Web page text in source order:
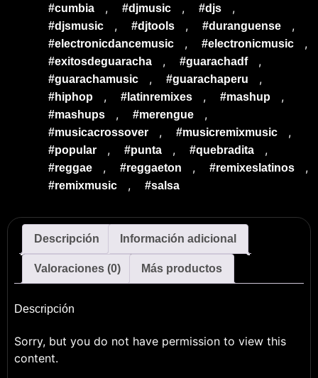
#cumbia , #djmusic , #djs ,
#djsmusic , #djtools , #duranguense ,
#electronicdancemusic , #electronicmusic ,
#exitosdeguaracha , #guarachadf ,
#guarachamusic , #guarachaperu ,
#hiphop , #latinremixes , #mashup ,
#mashups , #merengue ,
#musicacrossover , #musicremixmusic ,
#popular , #punta , #quebradita ,
#reggae , #reggaeton , #remixeslatinos ,
#remixmusic , #salsa
Descripción Información adicional
Valoraciones (0) Más productos
Descripción
Sorry, but you do not have permission to view this
content.